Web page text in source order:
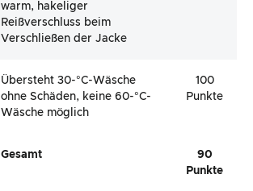
warm, hakeliger
Reißverschluss beim
Verschließen der Jacke
Übersteht 30-°C-Wäsche
ohne Schäden, keine 60-°C-
Wäsche möglich
100
Punkte
Gesamt
90
Punkte